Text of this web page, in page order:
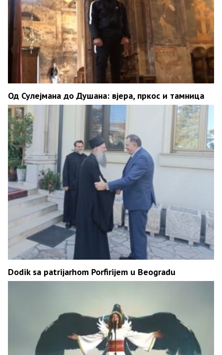
Од Сулејмана до Душана: вјера, пркос и тамница
Dodik sa patrijarhom Porfirijem u Beogradu